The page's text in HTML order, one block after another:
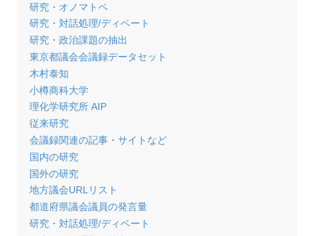
研究・オノマトペ
研究・対話処理/ディベート
研究・政治課題の抽出
東京都議会会議録データセット
木村泰知
小樽商科大学
理化学研究所 AIP
従来研究
会議録関連の記事・サイトなど
国内の研究
国外の研究
地方議会URLリスト
都道府県議会議員の発言量
研究・対話処理/ディベート